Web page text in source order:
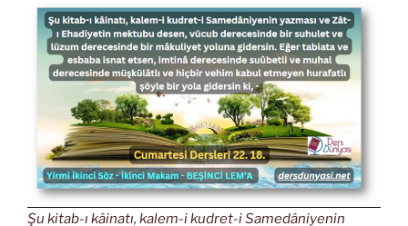
Şu kitab-ı kâinatı, kalem-i kudret-i Samedâniyenin